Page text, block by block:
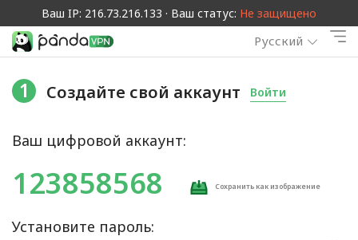
Ваш IP: 216.73.216.133 · Ваш статус: Не защищено
Русский
1 Создайте свой аккаунт Войти
Ваш цифровой аккаунт:
123858568 Сохранить как изображение
Установите пароль: